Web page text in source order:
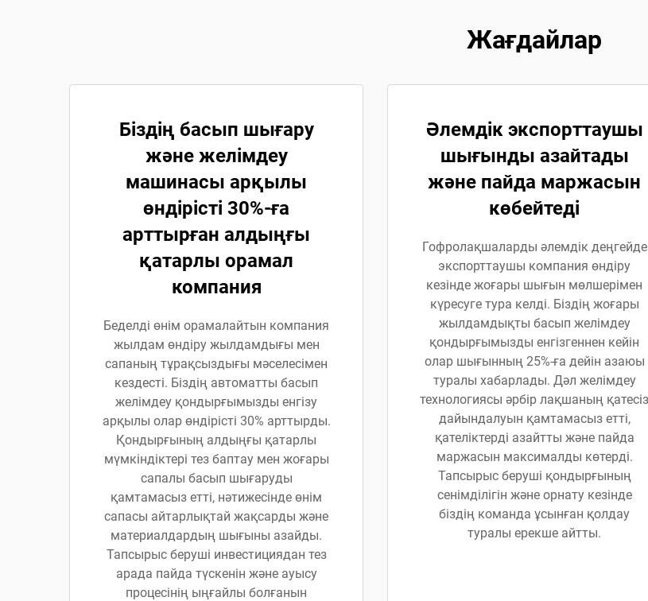
Жағдайлар
Біздің басып шығару
және желімдеу
машинасы арқылы
өндірісті 30%-ға
арттырған алдыңғы
қатарлы орамал
компания
Беделді өнім орамалайтын компания
жылдам өндіру жылдамдығы мен
сапаның тұрақсыздығы мәселесімен
кездесті. Біздің автоматты басып
желімдеу қондырғымызды енгізу
арқылы олар өндірісті 30% арттырды.
Қондырғының алдыңғы қатарлы
мүмкіндіктері тез баптау мен жоғары
сапалы басып шығаруды
қамтамасыз етті, нәтижесінде өнім
сапасы айтарлықтай жақсарды және
материалдардың шығыны азайды.
Тапсырыс беруші инвестициядан тез
арада пайда түскенін және ауысу
процесінің ыңғайлы болғанын
Әлемдік экспорттаушы
шығынды азайтады
және пайда маржасын
көбейтеді
Гофролақшаларды әлемдік деңгейде
экспорттаушы компания өндіру
кезінде жоғары шығын мөлшерімен
күресуге тура келді. Біздің жоғары
жылдамдықты басып желімдеу
қондырғымызды енгізгеннен кейін
олар шығынның 25%-ға дейін азаюы
туралы хабарлады. Дәл желімдеу
технологиясы әрбір лақшаның қатесіз
дайындалуын қамтамасыз етті,
қателіктерді азайтты және пайда
маржасын максималды көтерді.
Тапсырыс беруші қондырғының
сенімділігін және орнату кезінде
біздің команда ұсынған қолдау
туралы ерекше айтты.